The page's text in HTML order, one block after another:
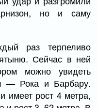
но и саму
раз терпеливо
Сейчас в ней
можно увидеть
— Рока и Барбару.
имеет рост 4 метра,